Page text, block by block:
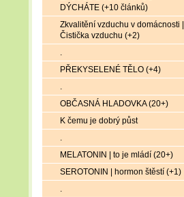
DÝCHÁTE (+10 článků)
Zkvalitění vzduchu v domácnosti |
Čistička vzduchu (+2)
.
PŘEKYSELENÉ TĚLO (+4)
.
OBČASNÁ HLADOVKA (20+)
K čemu je dobrý půst
.
MELATONIN | to je mládí (20+)
SEROTONIN | hormon štěstí (+1)
.